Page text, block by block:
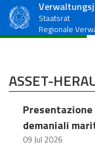
Staatsrat
Regionale
ASSET-
Presentazione
demaniali
09 Jul 2026